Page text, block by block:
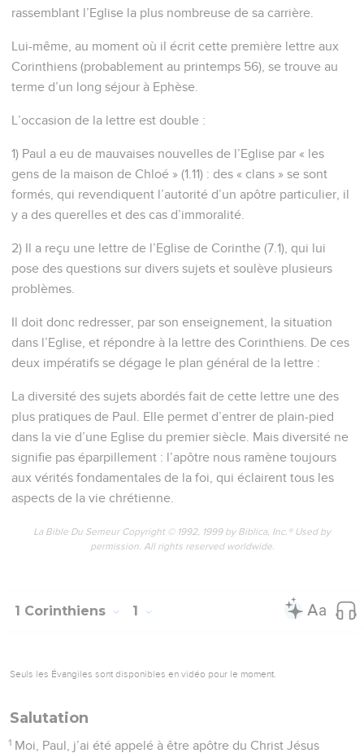
rassemblant l’Eglise la plus nombreuse de sa carrière.
Lui-même, au moment où il écrit cette première lettre aux
Corinthiens (probablement au printemps 56), se trouve au
terme d’un long séjour à Ephèse.
L’occasion de la lettre est double :
1) Paul a eu de mauvaises nouvelles de l’Eglise par « les
gens de la maison de Chloé » (1.11) : des « clans » se sont
formés, qui revendiquent l’autorité d’un apôtre particulier, il
y a des querelles et des cas d’immoralité.
2) Il a reçu une lettre de l’Eglise de Corinthe (7.1), qui lui
pose des questions sur divers sujets et soulève plusieurs
problèmes.
Il doit donc redresser, par son enseignement, la situation
dans l’Eglise, et répondre à la lettre des Corinthiens. De ces
deux impératifs se dégage le plan général de la lettre :
La diversité des sujets abordés fait de cette lettre une des
plus pratiques de Paul. Elle permet d’entrer de plain-pied
dans la vie d’une Eglise du premier siècle. Mais diversité ne
signifie pas éparpillement : l’apôtre nous ramène toujours
aux vérités fondamentales de la foi, qui éclairent tous les
aspects de la vie chrétienne.
La Bible Du Semeur Copyright © 1992, 1999 by Biblica, Inc.® Used by
permission. All rights reserved worldwide.
1 Corinthiens 1
Seuls les Évangiles sont disponibles en vidéo pour le moment.
Salutation
1 Moi, Paul, j’ai été appelé à être apôtre du Christ Jésus